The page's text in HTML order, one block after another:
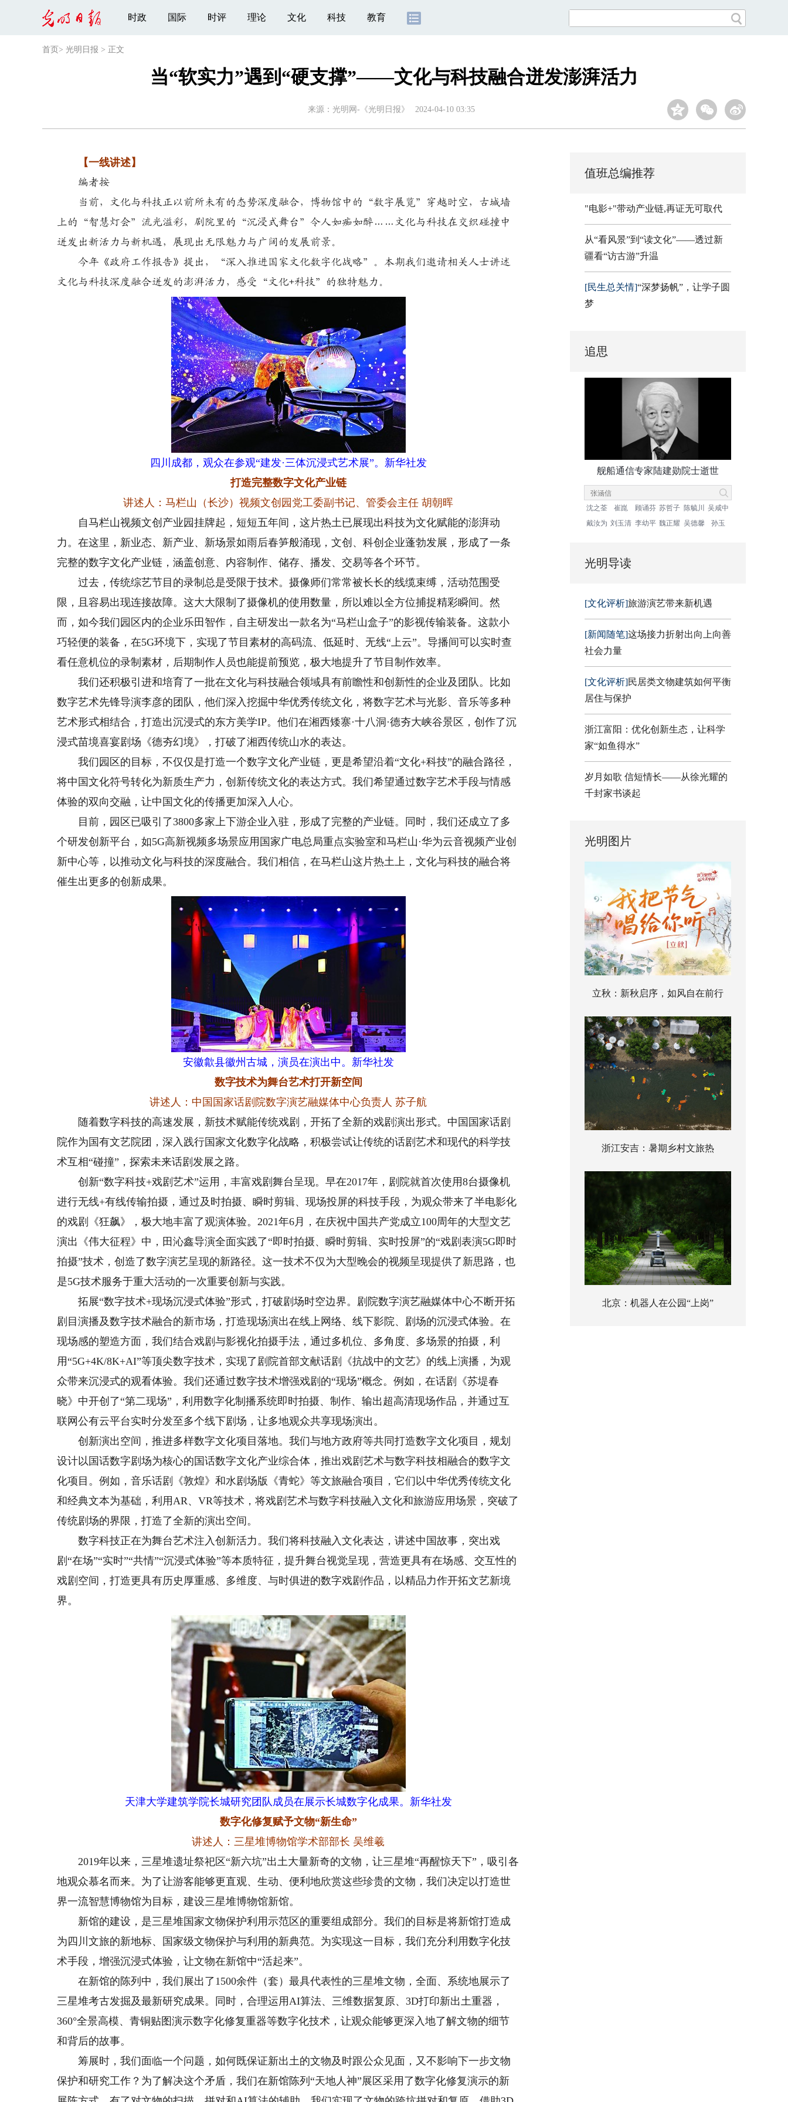
时政 国际 时评 理论 文化 科技 教育
首页 > 光明日报 > 正文
当“软实力”遇到“硬支撑”——文化与科技融合迸发澎湃活力
来源： 光明网-《光明日报》 2024-04-10 03:35
【一线讲述】
编者按
当前，文化与科技正以前所未有的态势深度融合，博物馆中的“数字展览”穿越时空，古城墙
上的“智慧灯会”流光溢彩，剧院里的“沉浸式舞台”令人如痴如醉……文化与科技在交织碰撞中
迸发出新活力与新机遇，展现出无限魅力与广阔的发展前景。
今年《政府工作报告》提出，“深入推进国家文化数字化战略”。本期我们邀请相关人士讲述
文化与科技深度融合迸发的澎湃活力，感受“文化+科技”的独特魅力。
四川成都，观众在参观“建发·三体沉浸式艺术展”。新华社发
打造完整数字文化产业链
讲述人：马栏山（长沙）视频文创园党工委副书记、管委会主任 胡朝晖
自马栏山视频文创产业园挂牌起，短短五年间，这片热土已展现出科技为文化赋能的澎湃动
力。在这里，新业态、新产业、新场景如雨后春笋般涌现，文创、科创企业蓬勃发展，形成了一条
完整的数字文化产业链，涵盖创意、内容制作、储存、播发、交易等各个环节。
过去，传统综艺节目的录制总是受限于技术。摄像师们常常被长长的线缆束缚，活动范围受
限，且容易出现连接故障。这大大限制了摄像机的使用数量，所以难以全方位捕捉精彩瞬间。然
而，如今我们园区内的企业乐田智作，自主研发出一款名为“马栏山盒子”的影视传输装备。这款小
巧轻便的装备，在5G环境下，实现了节目素材的高码流、低延时、无线“上云”。导播间可以实时查
看任意机位的录制素材，后期制作人员也能提前预览，极大地提升了节目制作效率。
我们还积极引进和培育了一批在文化与科技融合领域具有前瞻性和创新性的企业及团队。比如
数字艺术先锋导演李彦的团队，他们深入挖掘中华优秀传统文化，将数字艺术与光影、音乐等多种
艺术形式相结合，打造出沉浸式的东方美学IP。他们在湘西矮寨·十八洞·德夯大峡谷景区，创作了沉
浸式苗境喜宴剧场《德夯幻境》，打破了湘西传统山水的表达。
我们园区的目标，不仅仅是打造一个数字文化产业链，更是希望沿着“文化+科技”的融合路径，
将中国文化符号转化为新质生产力，创新传统文化的表达方式。我们希望通过数字艺术手段与情感
体验的双向交融，让中国文化的传播更加深入人心。
目前，园区已吸引了3800多家上下游企业入驻，形成了完整的产业链。同时，我们还成立了多
个研发创新平台，如5G高新视频多场景应用国家广电总局重点实验室和马栏山·华为云音视频产业创
新中心等，以推动文化与科技的深度融合。我们相信，在马栏山这片热土上，文化与科技的融合将
催生出更多的创新成果。
安徽歙县徽州古城，演员在演出中。新华社发
数字技术为舞台艺术打开新空间
讲述人：中国国家话剧院数字演艺融媒体中心负责人 苏子航
随着数字科技的高速发展，新技术赋能传统戏剧，开拓了全新的戏剧演出形式。中国国家话剧
院作为国有文艺院团，深入践行国家文化数字化战略，积极尝试让传统的话剧艺术和现代的科学技
术互相“碰撞”，探索未来话剧发展之路。
创新“数字科技+戏剧艺术”运用，丰富戏剧舞台呈现。早在2017年，剧院就首次使用8台摄像机
进行无线+有线传输拍摄，通过及时拍摄、瞬时剪辑、现场投屏的科技手段，为观众带来了半电影化
的戏剧《狂飙》，极大地丰富了观演体验。2021年6月，在庆祝中国共产党成立100周年的大型文艺
演出《伟大征程》中，田沁鑫导演全面实践了“即时拍摄、瞬时剪辑、实时投屏”的“戏剧表演5G即时
拍摄”技术，创造了数字演艺呈现的新路径。这一技术不仅为大型晚会的视频呈现提供了新思路，也
是5G技术服务于重大活动的一次重要创新与实践。
拓展“数字技术+现场沉浸式体验”形式，打破剧场时空边界。剧院数字演艺融媒体中心不断开拓
剧目演播及数字技术融合的新市场，打造现场演出在线上网络、线下影院、剧场的沉浸式体验。在
现场感的塑造方面，我们结合戏剧与影视化拍摄手法，通过多机位、多角度、多场景的拍摄，利
用“5G+4K/8K+AI”等顶尖数字技术，实现了剧院首部文献话剧《抗战中的文艺》的线上演播，为观
众带来沉浸式的观看体验。我们还通过数字技术增强戏剧的“现场”概念。例如，在话剧《苏堤春
晓》中开创了“第二现场”，利用数字化制播系统即时拍摄、制作、输出超高清现场作品，并通过互
联网公有云平台实时分发至多个线下剧场，让多地观众共享现场演出。
创新演出空间，推进多样数字文化项目落地。我们与地方政府等共同打造数字文化项目，规划
设计以国话数字剧场为核心的国话数字文化产业综合体，推出戏剧艺术与数字科技相融合的数字文
化项目。例如，音乐话剧《敦煌》和水剧场版《青蛇》等文旅融合项目，它们以中华优秀传统文化
和经典文本为基础，利用AR、VR等技术，将戏剧艺术与数字科技融入文化和旅游应用场景，突破了
传统剧场的界限，打造了全新的演出空间。
数字科技正在为舞台艺术注入创新活力。我们将科技融入文化表达，讲述中国故事，突出戏
剧“在场”“实时”“共情”“沉浸式体验”等本质特征，提升舞台视觉呈现，营造更具有在场感、交互性的
戏剧空间，打造更具有历史厚重感、多维度、与时俱进的数字戏剧作品，以精品力作开拓文艺新境
界。
天津大学建筑学院长城研究团队成员在展示长城数字化成果。新华社发
数字化修复赋予文物“新生命”
讲述人：三星堆博物馆学术部部长 吴维羲
2019年以来，三星堆遗址祭祀区“新六坑”出土大量新奇的文物，让三星堆“再醒惊天下”，吸引各
地观众慕名而来。为了让游客能够更直观、生动、便利地欣赏这些珍贵的文物，我们决定以打造世
界一流智慧博物馆为目标，建设三星堆博物馆新馆。
新馆的建设，是三星堆国家文物保护利用示范区的重要组成部分。我们的目标是将新馆打造成
为四川文旅的新地标、国家级文物保护与利用的新典范。为实现这一目标，我们充分利用数字化技
术手段，增强沉浸式体验，让文物在新馆中“活起来”。
在新馆的陈列中，我们展出了1500余件（套）最具代表性的三星堆文物，全面、系统地展示了
三星堆考古发掘及最新研究成果。同时，合理运用AI算法、三维数据复原、3D打印新出土重器，
360°全景高模、青铜贴图演示数字化修复重器等数字化技术，让观众能够更深入地了解文物的细节
和背后的故事。
筹展时，我们面临一个问题，如何既保证新出土的文物及时跟公众见面，又不影响下一步文物
保护和研究工作？为了解决这个矛盾，我们在新馆陈列“天地人神”展区采用了数字化修复演示的新
值班总编推荐
"电影+"带动产业链,再证无可取代
从“看风景”到“读文化”——透过新
疆看“访古游”升温
[民生总关情]“深梦扬帆”，让学子圆
梦
追思
舰船通信专家陆建勋院士逝世
沈之荃 崔崑 顾诵芬 苏哲子 陈毓川
吴咸中
戴汝为 刘玉清 李幼平 魏正耀 吴德馨 孙玉
光明导读
[文化评析]旅游演艺带来新机遇
[新闻随笔]这场接力折射出向上向善
社会力量
[文化评析]民居类文物建筑如何平衡
居住与保护
浙江富阳：优化创新生态，让科学
家“如鱼得水”
岁月如歌 信短情长——从徐光耀的
千封家书谈起
光明图片
立秋：新秋启序，如风自在前行
浙江安吉：暑期乡村文旅热
北京：机器人在公园“上岗”